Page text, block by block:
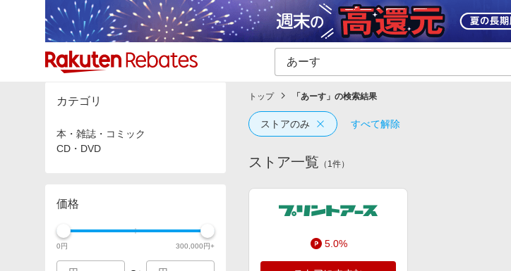
カテゴリー一覧 イベント一覧 ショッピング
カテゴリ
本・雑誌・コミック
CD・DVD
価格
0円 300,000円+
トップ 「 あーす 」の検索結果
ストアのみ すべて解除
ストア一覧 （ 1件）
5.0%